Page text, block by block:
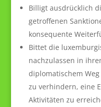
Billigt ausdrücklich
getroffenen
konsequente
Bittet die
nachzulassen in
diplomatischem
zu verhindern, eine
Aktivitäten zu